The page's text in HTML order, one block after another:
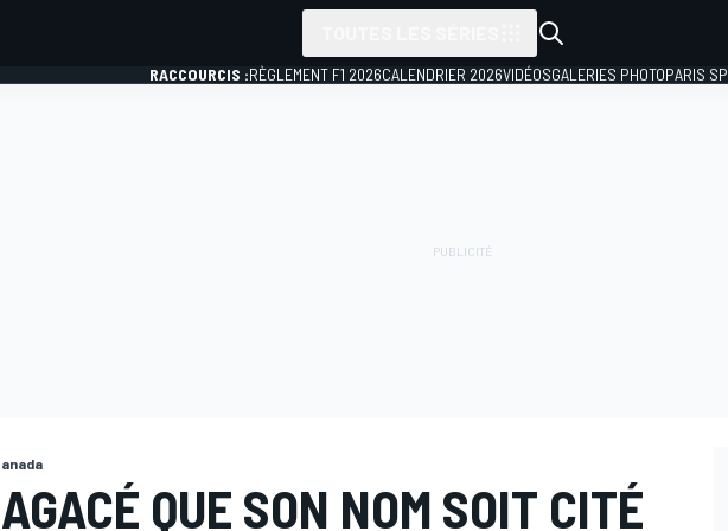
RACCOURCIS :RÈGLEMENT F1 2026CALENDRIER 2026VIDÉOSGALERIES PHOTOPARIS
QUE SON NOM SOIT CITÉ